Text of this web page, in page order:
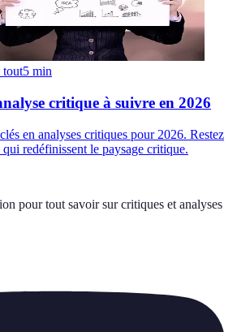
tout5 min
critique à suivre en 2026
en analyses critiques pour 2026. Restez
redéfinissent le paysage critique.
pour tout savoir sur critiques et analyses